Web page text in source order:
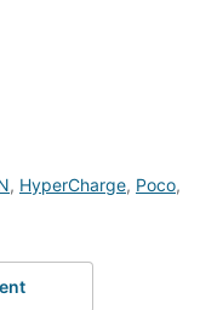
, HyperCharge, Poco,